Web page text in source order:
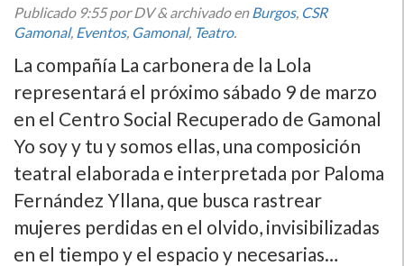
Publicado 9:55por DV&archivado enBurgos, CSR
Gamonal, Eventos, Gamonal, Teatro.
La compañía La carbonera de la Lola
representará el próximo sábado 9 de marzo
en el Centro Social Recuperado de Gamonal
Yo soy y tu y somos ellas, una composición
teatral elaborada e interpretada por Paloma
Fernández Yllana, que busca rastrear
mujeres perdidas en el olvido, invisibilizadas
en el tiempo y el espacio y necesarias…